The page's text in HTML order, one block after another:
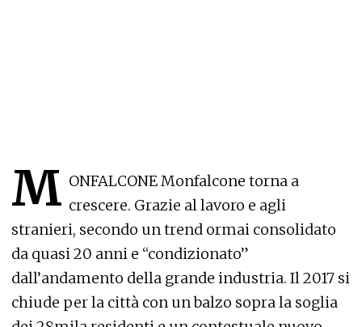
M ONFALCONE Monfalcone torna a
crescere. Grazie al lavoro e agli
stranieri, secondo un trend ormai consolidato
da quasi 20 anni e “condizionato”
dall’andamento della grande industria. Il 2017 si
chiude per la città con un balzo sopra la soglia